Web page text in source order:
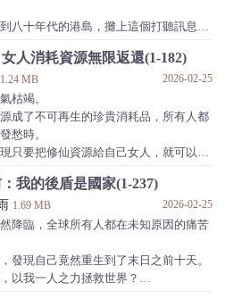
醋）：“衝哥，你師弟好像比你瀟灑？”
燒！全燒了！
十年代的港島，攤上這個打聽訊息要
的母親付醫藥費，獲得駱天虹+20點
階槍鬥術。”
5000元獎金，獲得阿華+10忠誠度，獎
。”
療口吃，獲得小結巴+50忠誠度，獎勵
的忠誠度，就可以獲得各種獎勵，史
出場。
我去
人消耗資源無限返還(1-182)
1.24 MB 2026-02-25
枯竭。
了不可再生的珍貴消耗品，所有人都
愁時。
要把修仙資源給自己女人，就可以獲
願：
御姐立命！
為女帝開太平！
我的後盾是國家(1-237)
1.69 MB 2026-02-25
降臨，全球所有人都在未知原因的痛苦
現自己竟然重生到了末日之前十天。
我一人之力拯救世界？